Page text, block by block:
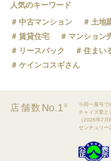
人気のキーワード
中古マンション
土地
賃貸住宅
マンション
リースバック
住まい
ケインコスギさん
店舗数 No.1※
※同一屋号で
チャイズ業と
（2026年7月
センチュリー